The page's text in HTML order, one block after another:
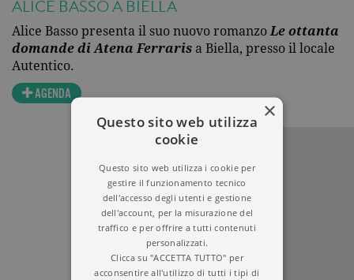
ALICE BASSO A BIELLA
Alice Basso presenta il suo nuovo romanzoLe ottanta
domande di Atena Ferraris a Biella, presso il locale
Autentico.
AGENDA
×
Questo sito web utilizza
cookie
Questo sito web utilizza i cookie per
gestire il funzionamento tecnico
dell'accesso degli utenti e gestione
dell'account, per la misurazione del
traffico e per offrire a tutti contenuti
personalizzati.
Clicca su "ACCETTA TUTTO" per
acconsentire all'utilizzo di tutti i tipi di